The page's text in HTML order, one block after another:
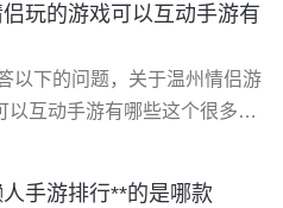
玩的游戏可以互动手游有
以下的问题，关于温州情侣游
互动手游有哪些这个很多人
游戏分享 情侣必玩的手游排名
手游排行**的是哪款